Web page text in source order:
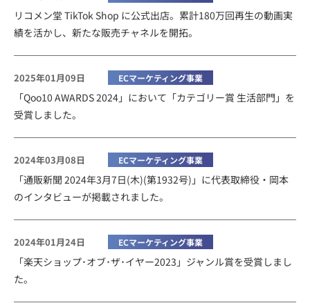
リコメン堂 TikTok Shop に公式出店。累計180万回再生の動画実
績を活かし、新たな販売チャネルを開拓。
2025年01月09日 ECマーケティング事業
「Qoo10 AWARDS 2024」において「カテゴリー賞 生活部門」を
受賞しました。
2024年03月08日 ECマーケティング事業
「通販新聞 2024年3月7日(木)(第1932号)」に代表取締役・岡本
のインタビューが掲載されました。
2024年01月24日 ECマーケティング事業
「楽天ショップ･オブ･ザ･イヤー2023」ジャンル賞を受賞しまし
た。